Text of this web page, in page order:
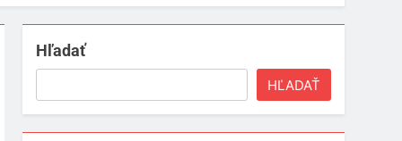
Hľadať
HĽADAŤ